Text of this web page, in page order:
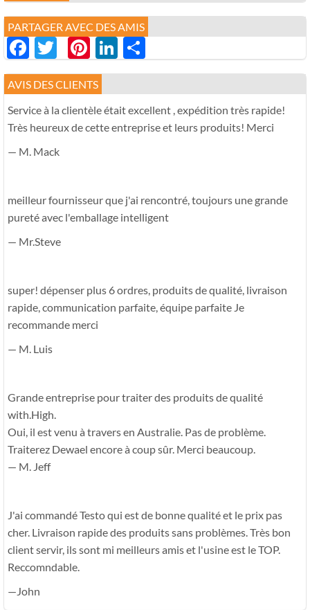
PARTAGER AVEC DES AMIS
Facebook
Twitter
Pinterest
LinkedIn
享
AVIS DES CLIENTS
Service à la clientèle était excellent , expédition très rapide!
Très heureux de cette entreprise et leurs produits! Merci
— M. Mack
meilleur fournisseur que j'ai rencontré, toujours une grande
pureté avec l'emballage intelligent
— Mr.Steve
super! dépenser plus 6 ordres, produits de qualité, livraison
rapide, communication parfaite, équipe parfaite Je
recommande merci
— M. Luis
Grande entreprise pour traiter des produits de qualité
with.High.
Oui, il est venu à travers en Australie. Pas de problème.
Traiterez Dewael encore à coup sûr. Merci beaucoup.
— M. Jeff
J'ai commandé Testo qui est de bonne qualité et le prix pas
cher. Livraison rapide des produits sans problèmes. Très bon
client servir, ils sont mi meilleurs amis et l'usine est le TOP.
Reccomndable.
—John